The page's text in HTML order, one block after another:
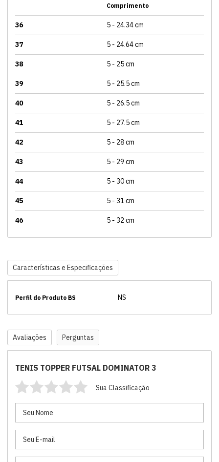
Comprimento
36 5 - 24.34 cm
37 5 - 24.64 cm
38 5 - 25 cm
39 5 - 25.5 cm
40 5 - 26.5 cm
41 5 - 27.5 cm
42 5 - 28 cm
43 5 - 29 cm
44 5 - 30 cm
45 5 - 31 cm
46 5 - 32 cm
Características e Especificações
Perfil do Produto BS NS
Avaliações Perguntas
TENIS TOPPER FUTSAL DOMINATOR 3
Sua Classificação